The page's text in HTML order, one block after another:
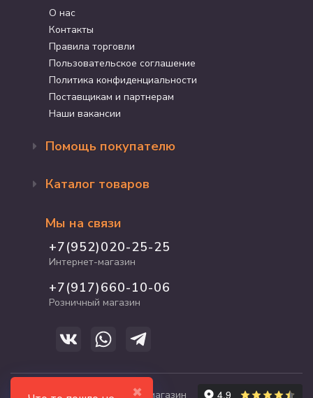
✖
О нас
Контакты
Правила торговли
Пользовательское соглашение
Политика конфиденциальности
Поставщикам и партнерам
Наши вакансии
Помощь покупателю
Доставка и оплата
Программа лояльности
График работы
Полезные статьи
Каталог товаров
Акции
Для кошек
Для собак
Для грызунов
Для рыб и рептилий
Мы на связи
+7(952)020-25-25
Интернет-магазин
+7(917)660-10-06
Розничный магазин
© 2017-2026 zooshop21.ru - магазин